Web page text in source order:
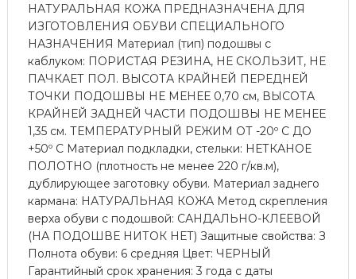
НАТУРАЛЬНАЯ КОЖА ПРЕДНАЗНАЧЕНА ДЛЯ
ИЗГОТОВЛЕНИЯ ОБУВИ СПЕЦИАЛЬНОГО
НАЗНАЧЕНИЯ Материал (тип) подошвы с
каблуком: ПОРИСТАЯ РЕЗИНА, НЕ СКОЛЬЗИТ, НЕ
ПАЧКАЕТ ПОЛ. ВЫСОТА КРАЙНЕЙ ПЕРЕДНЕЙ
ТОЧКИ ПОДОШВЫ НЕ МЕНЕЕ 0,70 см, ВЫСОТА
КРАЙНЕЙ ЗАДНЕЙ ЧАСТИ ПОДОШВЫ НЕ МЕНЕЕ
1,35 см. ТЕМПЕРАТУРНЫЙ РЕЖИМ ОТ -20º С ДО
+50º С Материал подкладки, стельки: НЕТКАНОЕ
ПОЛОТНО (плотность не менее 220 г/кв.м),
дублирующее заготовку обуви. Материал заднего
кармана: НАТУРАЛЬНАЯ КОЖА Метод скрепления
верха обуви с подошвой: САНДАЛЬНО-КЛЕЕВОЙ
(НА ПОДОШВЕ НИТОК НЕТ) Защитные свойства: З
Полнота обуви: 6 средняя Цвет: ЧЕРНЫЙ
Гарантийный срок хранения: 3 года с даты